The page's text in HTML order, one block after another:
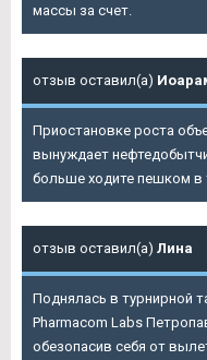
массы за счет.
отзыв оставил(а)
Приостановке роста
вынуждает
больше ходите пешком в
отзыв оставил(а) Лина
Поднялась в турнирной
Pharmacom Labs
обезопасив себя от